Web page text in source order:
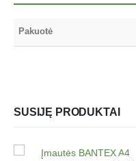
Pakuotė
SUSIJĘ PRODUKTAI